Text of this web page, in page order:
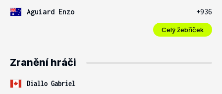
Aguiard Enzo
+936
Celý žebříček
Zranění hráči
Diallo Gabriel